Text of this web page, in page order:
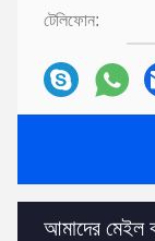
টেলিফোন:
আমাদের মেইল